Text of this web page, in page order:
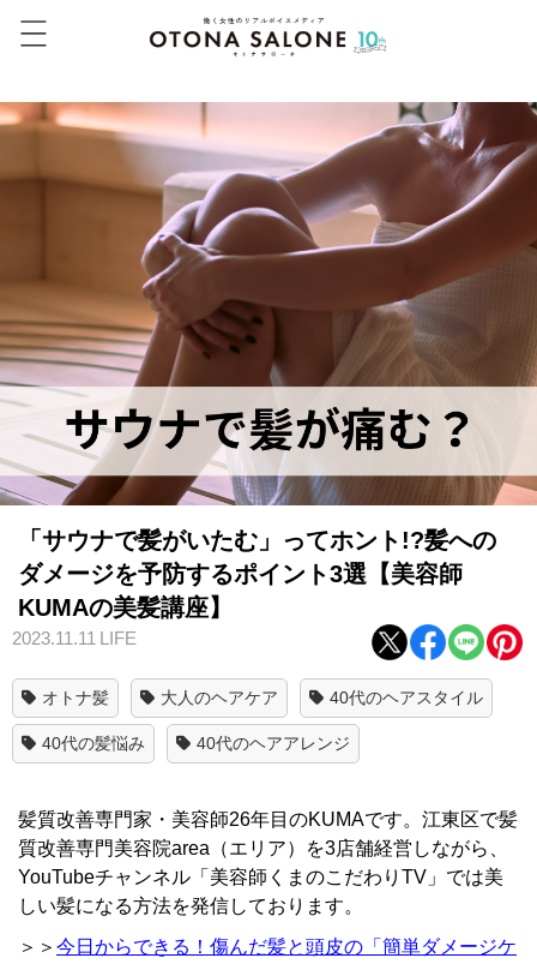
「サウナで髪がいたむ」ってホント!?髪への
ダメージを予防するポイント3選【美容師
KUMAの美髪講座】
2023.11.11 LIFE
オトナ髪 大人のヘアケア 40代のヘアスタイル
40代の髪悩み 40代のヘアアレンジ
髪質改善専門家・美容師26年目のKUMAです。江東区で髪
質改善専門美容院area（エリア）を3店舗経営しながら、
YouTubeチャンネル「美容師くまのこだわりTV」では美
しい髪になる方法を発信しております。
＞＞ 今日からできる！傷んだ髪と頭皮の「簡単ダメージケ